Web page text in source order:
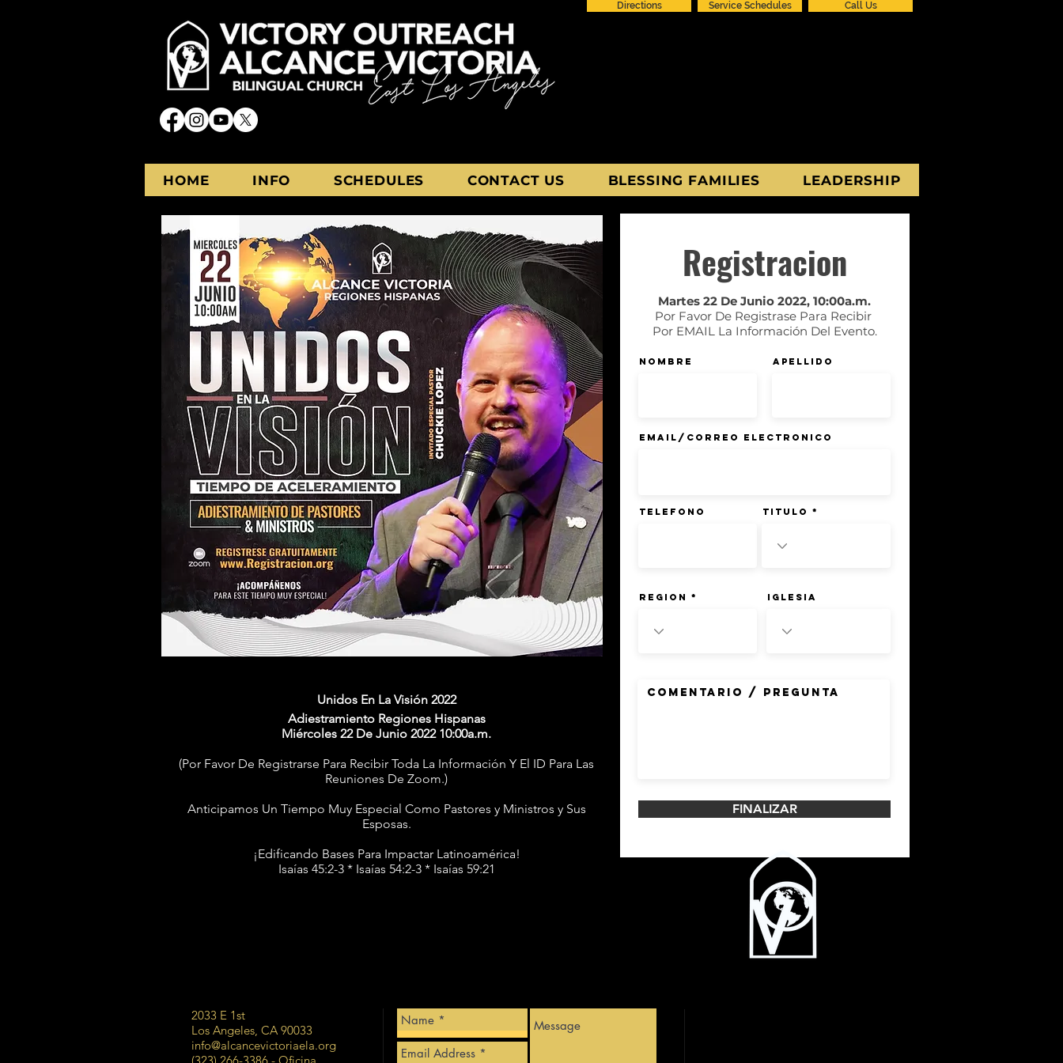
Directions Service Schedules Call Us
HOME INFO SCHEDULES CONTACT US BLESSING FAMILIES LEADERSHIP
Unidos En La Visión 2022
Adiestramiento Regiones Hispanas
Miércoles 22 De Junio 2022 10:00a.m.
(Por Favor De Registrarse Para Recibir Toda La Información Y El ID Para Las
Reuniones De Zoom.)
Anticipamos Un Tiempo Muy Especial Como Pastores y Ministros y Sus
Esposas.
¡Edificando Bases Para Impactar Latinoamérica!
Isaías 45:2-3 * Isaías 54:2-3 * Isaías 59:21
Registracion
Martes 22 De Junio 2022, 10:00a.m.
Por Favor De Registrase Para Recibir
Por EMAIL La Información Del Evento.
Nombre Apellido
Email/Correo Electronico
Telefono Titulo
Region Iglesia
FINALIZAR
2033 E 1st
Los Angeles, CA 90033
info@alcancevictoriaela.org